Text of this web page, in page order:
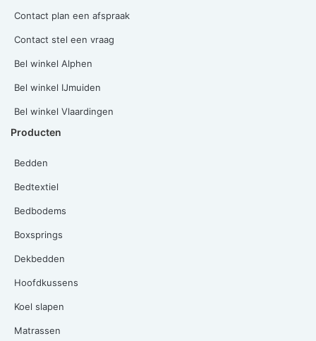
Contact plan een afspraak
Contact stel een vraag
Bel winkel Alphen
Bel winkel IJmuiden
Bel winkel Vlaardingen
Producten
Bedden
Bedtextiel
Bedbodems
Boxsprings
Dekbedden
Hoofdkussens
Koel slapen
Matrassen